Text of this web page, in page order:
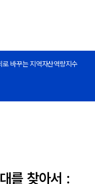
바꾸는 지역자산역량지수
를 찾아서 :